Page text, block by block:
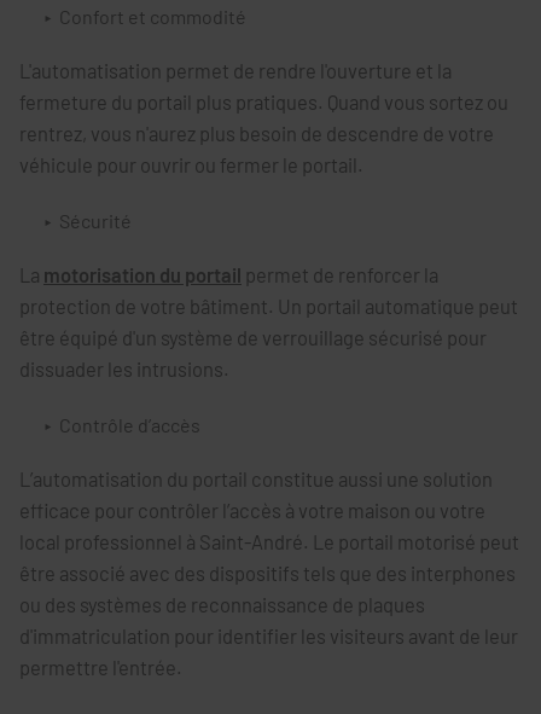
Confort et commodité
L'automatisation permet de rendre l'ouverture et la
fermeture du portail plus pratiques. Quand vous sortez ou
rentrez, vous n'aurez plus besoin de descendre de votre
véhicule pour ouvrir ou fermer le portail.
Sécurité
La motorisation du portail permet de renforcer la
protection de votre bâtiment. Un portail automatique peut
être équipé d'un système de verrouillage sécurisé pour
dissuader les intrusions.
Contrôle d’accès
L’automatisation du portail constitue aussi une solution
efficace pour contrôler l’accès à votre maison ou votre
local professionnel à Saint-André. Le portail motorisé peut
être associé avec des dispositifs tels que des interphones
ou des systèmes de reconnaissance de plaques
d'immatriculation pour identifier les visiteurs avant de leur
permettre l'entrée.